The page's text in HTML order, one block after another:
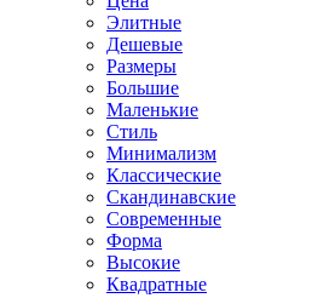
Элитные
Дешевые
Размеры
Большие
Маленькие
Стиль
Минимализм
Классические
Скандинавские
Современные
Форма
Высокие
Квадратные